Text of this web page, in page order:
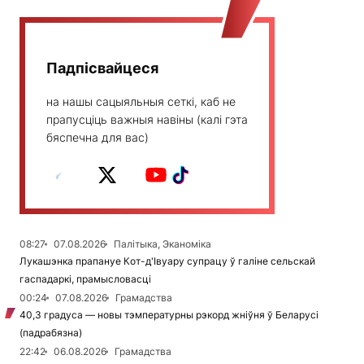
Падпісвайцеся
на нашы сацыяльныя сеткі, каб не
прапусціць важныя навіны (калі гэта
бяспечна для вас)
08:27 07.08.2026
Палітыка, Эканоміка
Лукашэнка прапануе Кот-д'Івуару супрацу ў галіне сельскай
гаспадаркі, прамысловасці
00:24
07.08.2026
Грамадства
40,3 градуса — новы тэмпературны рэкорд жніўня ў Беларусі
(падрабязна)
22:42
06.08.2026
Грамадства